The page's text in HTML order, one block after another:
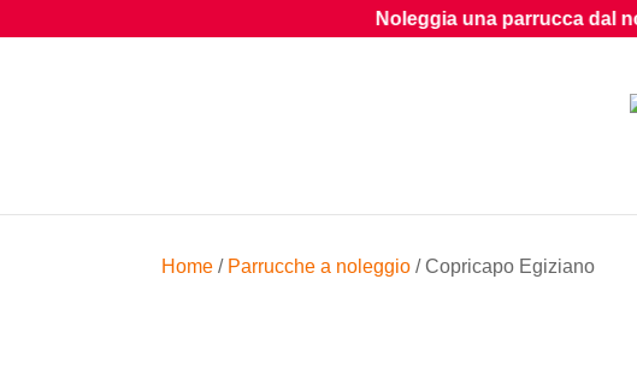
Home / Parrucche a noleggio / Copricapo Egiziano
Noleggia una parrucca dal nostro archivio